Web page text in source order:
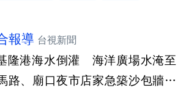
報導 台視新聞
隆港海水倒灌 海洋廣場水淹至
路、廟口夜市店家急築沙包牆擋